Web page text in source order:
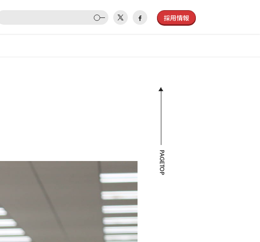
採用情報
PAGETOP